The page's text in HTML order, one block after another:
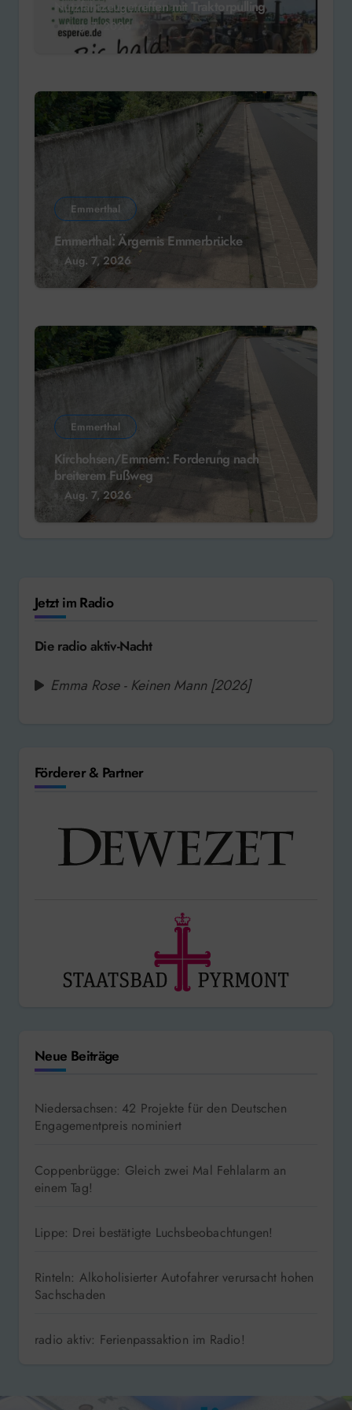
Nutzfahrzeugetreffen mit Traktorpulling
Aug. 7, 2026
Emmerthal
Emmerthal: Ärgernis Emmerbrücke
Aug. 7, 2026
Emmerthal
Kirchohsen/Emmern: Forderung nach
breiterem Fußweg
Aug. 7, 2026
Jetzt im Radio
Die radio aktiv-Nacht
Emma Rose - Keinen Mann [2026]
Förderer & Partner
Neue Beiträge
Niedersachsen: 42 Projekte für den Deutschen
Engagementpreis nominiert
Coppenbrügge: Gleich zwei Mal Fehlalarm an
einem Tag!
Lippe: Drei bestätigte Luchsbeobachtungen!
Rinteln: Alkoholisierter Autofahrer verursacht hohen
Sachschaden
radio aktiv: Ferienpassaktion im Radio!